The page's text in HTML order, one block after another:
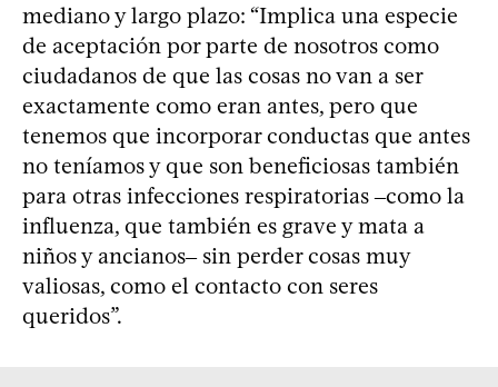
mediano y largo plazo: “Implica una especie
de aceptación por parte de nosotros como
ciudadanos de que las cosas no van a ser
exactamente como eran antes, pero que
tenemos que incorporar conductas que antes
no teníamos y que son beneficiosas también
para otras infecciones respiratorias ‒como la
influenza, que también es grave y mata a
niños y ancianos‒ sin perder cosas muy
valiosas, como el contacto con seres
queridos”.